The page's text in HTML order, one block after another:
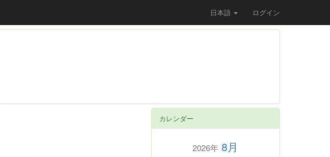
日本語 ログイン
カレンダー
2026年 8月